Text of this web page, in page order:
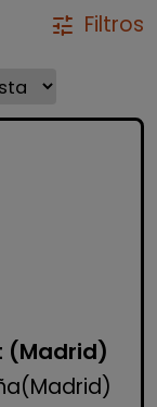
tune Filtros
(Madrid)